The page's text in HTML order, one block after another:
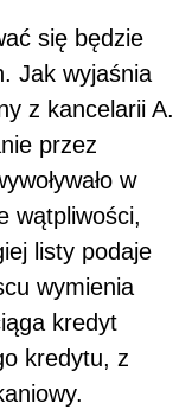
się będzie
Jak wyjaśnia
z kancelarii A.
przez
w
wątpliwości,
listy podaje
wymienia
kredyt
kredytu, z